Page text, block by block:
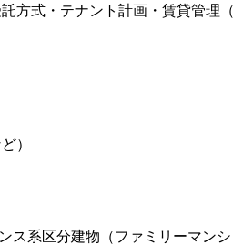
方式・テナント計画・賃貸管理
）
ス系区分建物（ファミリーマン